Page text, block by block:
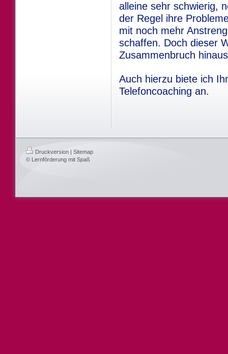
alleine sehr schwierig,
der Regel ihre
mit noch mehr
schaffen. Doch dieser
Zusammenbruch
Auch hierzu biete ich
Telefoncoaching an.
Druckversion | Sitemap
© Lernförderung mit Spaß